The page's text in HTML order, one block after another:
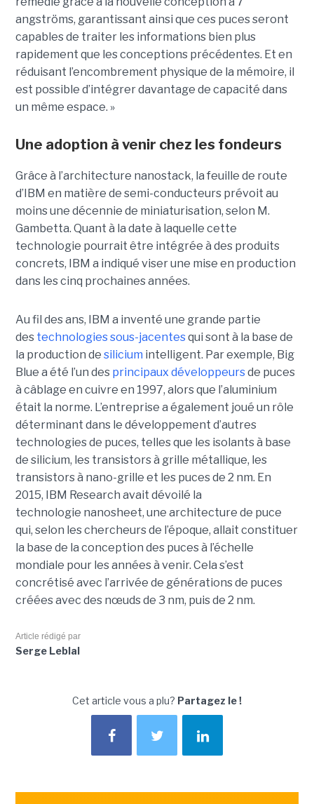
angströms, garantissant ainsi que ces puces seront
capables de traiter les informations bien plus
rapidement que les conceptions précédentes. Et en
réduisant l’encombrement physique de la mémoire, il
est possible d’intégrer davantage de capacité dans
un même espace. »
Une adoption à venir chez les fondeurs
Grâce à l’architecture nanostack, la feuille de route
d’IBM en matière de semi-conducteurs prévoit au
moins une décennie de miniaturisation, selon M.
Gambetta. Quant à la date à laquelle cette
technologie pourrait être intégrée à des produits
concrets, IBM a indiqué viser une mise en production
dans les cinq prochaines années.
Au fil des ans, IBM a inventé une grande partie
des technologies sous-jacentesqui sont à la base de
la production de silicium intelligent. Par exemple, Big
Blue a été l’un des principaux développeursde puces
à câblage en cuivre en 1997, alors que l’aluminium
était la norme. L’entreprise a également joué un rôle
déterminant dans le développement d’autres
technologies de puces, telles que les isolants à base
de silicium, les transistors à grille métallique, les
transistors à nano-grille et les puces de 2 nm. En
2015, IBM Research avait dévoilé la
technologie nanosheet, une architecture de puce
qui, selon les chercheurs de l’époque, allait constituer
la base de la conception des puces à l’échelle
mondiale pour les années à venir. Cela s’est
concrétisé avec l’arrivée de générations de puces
créées avec des nœuds de 3 nm, puis de 2 nm.
Article rédigé par
Serge Leblal
Cet article vous a plu? Partagez le !